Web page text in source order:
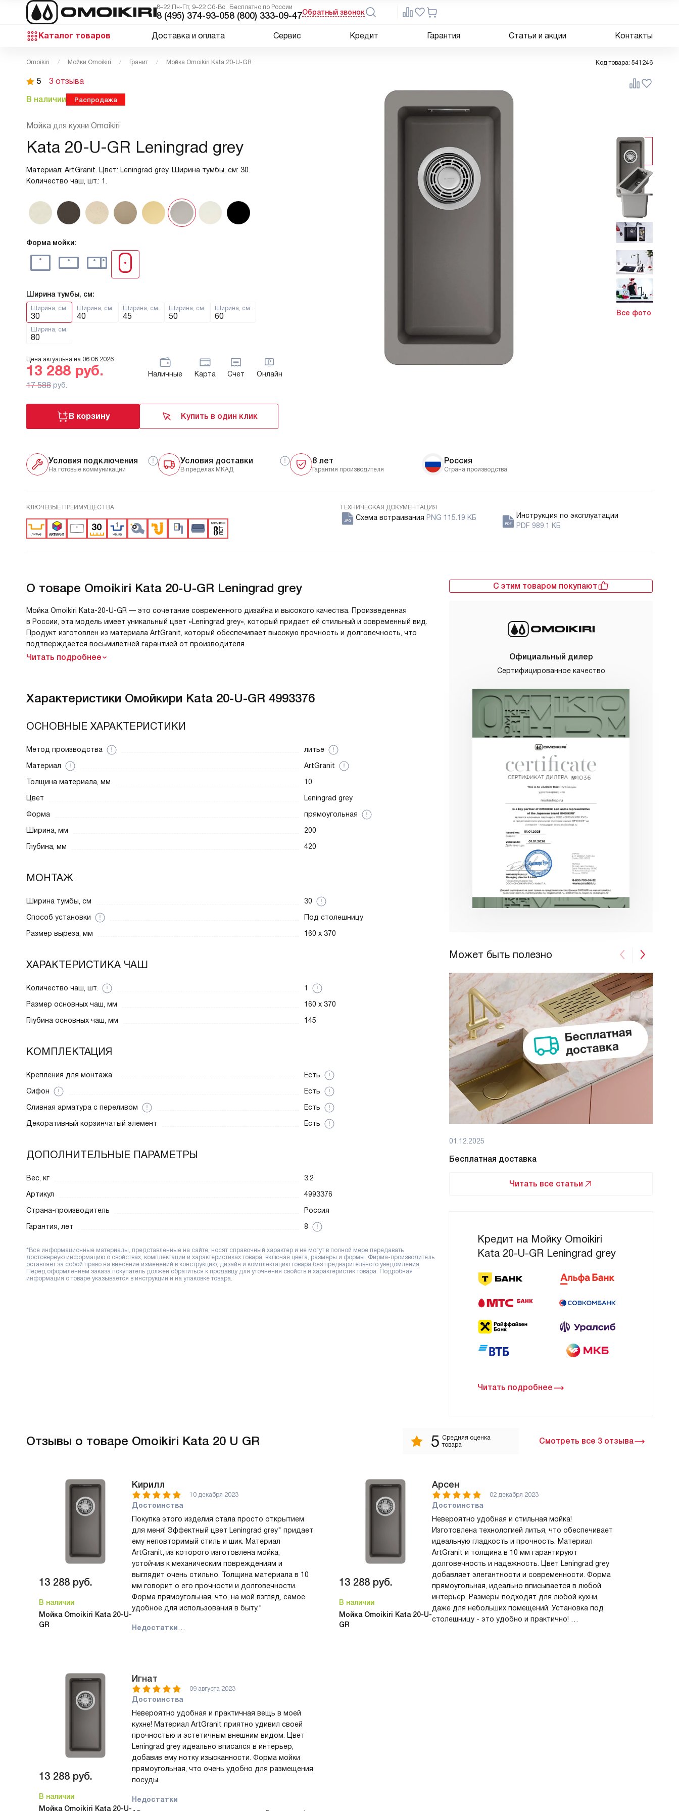
8–22 Пн-Пт, 9–22 Сб-Вс
8 (495) 374-93-05
Бесплатно по России
8 (800) 333-09-47Обратный звонок
Каталог товаров Доставка и оплата Сервис Кредит Гарантия Статьи и акции Контакты
Omoikiri Мойки Omoikiri Гранит Мойка Omoikiri Kata 20-U-GR Код товара: 541246
5 3 отзыва
В наличии Распродажа
Мойка для кухни Omoikiri
Kata 20-U-GR Leningrad grey
Материал: ArtGranit. Цвет: Leningrad grey. Ширина тумбы, см: 30.
Количество чаш, шт.: 1.
Форма мойки:
Ширина тумбы, см:
Ширина, см.
30
Ширина, см.
40
Ширина, см.
45
Ширина, см.
50
Ширина, см.
60
Ширина, см.
80
Цена актуальна на 06.08.2026
13 288 руб.
17 588 руб.
Наличные Карта Счет Онлайн
В корзину Купить в один клик
Все фото
Условия доставки
В пределах МКАД
8 лет
Гарантия производителя
Условия подключения
На готовые коммуникации
Россия
Страна производства
КЛЮЧЕВЫЕ ПРЕИМУЩЕСТВА ТЕХНИЧЕСКАЯ ДОКУМЕНТАЦИЯ
Схема встраивания PNG 115.19 КБ
Инструкция по эксплуатации
PDF 989.1 КБ
С этим товаром покупают
Официальный дилер
Сертифицированное качество
Может быть полезно
01.12.2025
Бесплатная доставка
Читать все статьи
Кредит на Мойку Omoikiri
Kata 20-U-GR Leningrad grey
Читать подробнее
О товаре Omoikiri Kata 20-U-GR Leningrad grey
Мойка Omoikiri Kata-20-U-GR — это сочетание современного дизайна и высокого качества. Произведенная
в России, эта модель имеет уникальный цвет «Leningrad grey», который придает ей стильный и современный вид.
Продукт изготовлен из материала ArtGranit, который обеспечивает высокую прочность и долговечность, что
подтверждается восьмилетней гарантией от производителя.
Читать подробнее
Характеристики Омойкири Kata 20-U-GR 4993376
ОСНОВНЫЕ ХАРАКТЕРИСТИКИ
Метод производства
литье
Материал
ArtGranit
Толщина материала, мм
10
Цвет
Leningrad grey
Форма
прямоугольная
Ширина, мм
200
Глубина, мм
420
МОНТАЖ
Ширина тумбы, см
30
Способ установки
Под столешницу
Размер выреза, мм
160 х 370
ХАРАКТЕРИСТИКА ЧАШ
Количество чаш, шт.
1
Размер основных чаш, мм
160 х 370
Глубина основных чаш, мм
145
КОМПЛЕКТАЦИЯ
Крепления для монтажа
Есть
Сифон
Есть
Cливная арматура с переливом
Есть
Декоративный корзинчатый элемент
Есть
ДОПОЛНИТЕЛЬНЫЕ ПАРАМЕТРЫ
Вес, кг
3.2
Артикул
4993376
Страна-производитель
Россия
Гарантия, лет
8
*Все информационные материалы, представленные на сайте, носят справочный характер и не могут в полной мере передавать
достоверную информацию о свойствах, комплектации и характеристиках товара, включая цвета, размеры и формы. Фирма-производитель
оставляет за собой право на внесение изменений в конструкцию, дизайн и комплектацию товара без предварительного уведомления.
Перед оформлением заказа покупатель должен обратиться к продавцу для уточнения свойств и характеристик товара. Подробная
информация о товаре указывается в инструкции и на упаковке товара.
Отзывы о товаре Omoikiri Kata 20 U GR 5 Средняя оценка
товара
Смотреть все 3 отзыва
13 288 руб.
В наличии
Мойка Omoikiri Kata 20-U-
GR
Кирилл
10 декабря 2023
Достоинства
Покупка этого изделия стала просто открытием
для меня! Эффектный цвет Leningrad grey" придает
ему неповторимый стиль и шик. Материал
ArtGranit, из которого изготовлена мойка,
устойчив к механическим повреждениям и
выглядит очень стильно. Толщина материала в 10
мм говорит о его прочности и долговечности.
Форма прямоугольная, что, на мой взгляд, самое
удобное для использования в быту."
Недостатки
Впечатляет, как продумана каждая деталь этого
изделия. Размер выреза 160 х 370 мм идеально
подходит для установки под столешницу, что
х 370 мм достаточно глубокая (145 мм), что
позволяет с легкостью помыть любую посуду.
В комплекте идут крепления для монтажа, что
очень удобно - не нужно дополнительно искать
подходящие. Сифон и сливная арматура с
переливом уже включены в комплект, что очень
удобно и экономит время при установке.
13 288 руб.
В наличии
Мойка Omoikiri Kata 20-U-
GR
Арсен
02 декабря 2023
Достоинства
Невероятно удобная и стильная мойка!
Изготовлена технологией литья, что обеспечивает
идеальную гладкость и прочность. Материал
ArtGranit и толщина в 10 мм гарантируют
долговечность и надежность. Цвет Leningrad grey
добавляет элегантности и современности. Форма
прямоугольная, идеально вписывается в любой
интерьер. Размеры подходят для любой кухни,
даже для небольших помещений. Установка под
столешницу - это удобно и практично!
13 288 руб.
В наличии
Мойка Omoikiri Kata 20-U-
Игнат
09 августа 2023
Достоинства
Невероятно удобная и практичная вещь в моей
кухне! Материал ArtGranit приятно удивил своей
прочностью и эстетичным внешним видом. Цвет
Leningrad grey идеально вписался в интерьер,
добавив ему нотку изысканности. Форма мойки
прямоугольная, что очень удобно для размещения
посуды.
Недостатки